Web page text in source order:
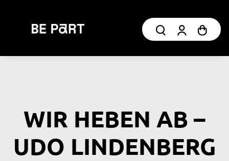
WIR HEBEN AB –
UDO LINDENBERG